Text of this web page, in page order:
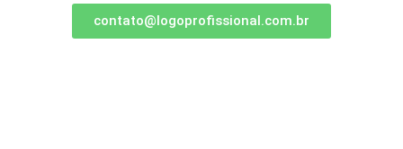
contato@logoprofissional.com.br